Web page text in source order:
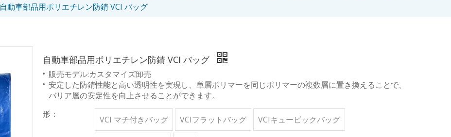
自動車部品用ポリエチレン防錆 VCI バッグ
自動車部品用ポリエチレン防錆 VCI バッグ
販売モデル:カスタマイズ卸売
安定した防錆性能と高い透明性を実現し、単層ポリマーを同じポリマーの複数層に置き換えることで、
バリア層の安定性を向上させることができます。
形：
VCI マチ付きバッグ VCIフラットバッグ VCIキュービックバッグ